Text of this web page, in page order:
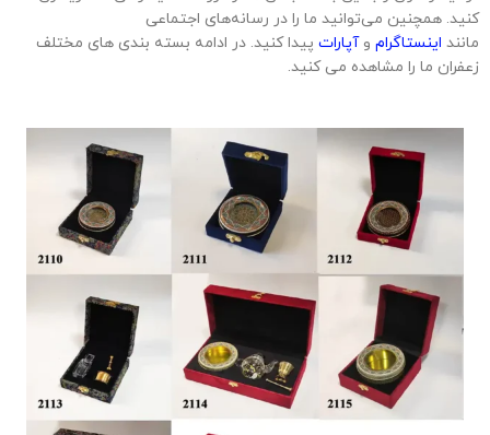
کنید. همچنین می‌توانید ما را در رسانه‌های اجتماعی
مانند اینستاگرام وآپارات پیدا کنید. در ادامه بسته بندی های مختلف
زعفران ما را مشاهده می کنید.